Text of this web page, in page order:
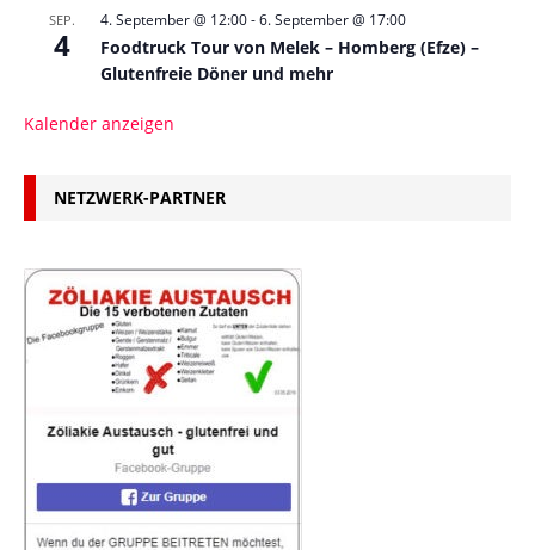
SEP.
4
4. September @ 12:00-6. September @ 17:00
Foodtruck Tour von Melek – Homberg (Efze) –
Glutenfreie Döner und mehr
Kalender anzeigen
NETZWERK-PARTNER